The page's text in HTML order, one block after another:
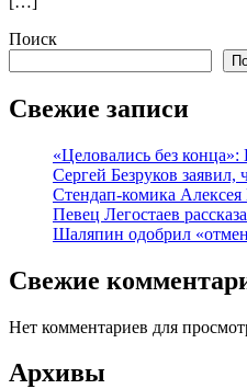
Поиск
Свежие записи
«Целовались без
Сергей Безруков заявил,
Стендап-комика
Певец Легостаев
Шаляпин одобрил
Свежие
Нет комментариев для
Архивы